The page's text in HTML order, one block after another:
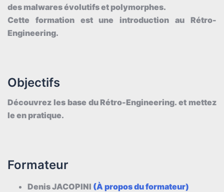
des malwares évolutifs et polymorphes.
Cette formation est une introduction au Rétro-
Engineering.
Objectifs
Découvrez les base du Rétro-Engineering. et mettez
le en pratique.
Formateur
Denis JACOPINI (À proposdu formateur)